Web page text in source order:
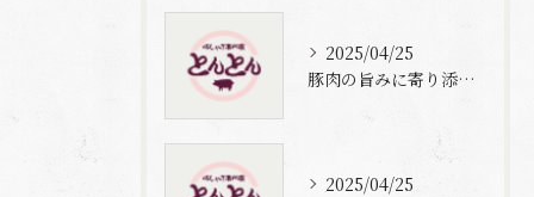
2025/04/25
豚肉の旨みに寄り添う自家製梅出汁の魅力
2025/04/25